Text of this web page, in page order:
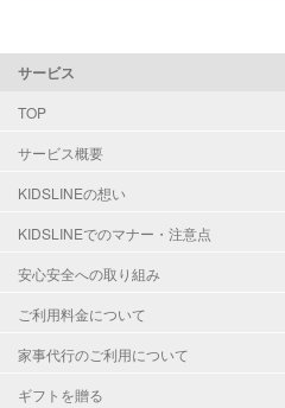
サービス
TOP
サービス概要
KIDSLINEの想い
KIDSLINEでのマナー・注意点
安心安全への取り組み
ご利用料金について
家事代行のご利用について
ギフトを贈る